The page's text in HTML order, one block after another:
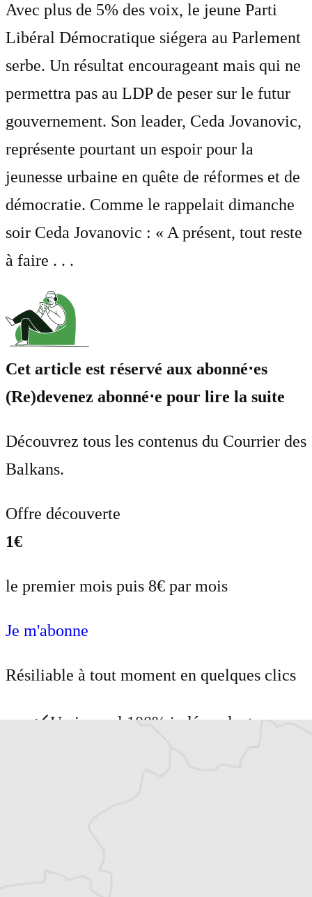
Avec plus de 5% des voix, le jeune Parti
Libéral Démocratique siégera au Parlement
serbe. Un résultat encourageant mais qui ne
permettra pas au LDP de peser sur le futur
gouvernement. Son leader, Ceda Jovanovic,
représente pourtant un espoir pour la
jeunesse urbaine en quête de réformes et de
démocratie. Comme le rappelait dimanche
soir Ceda Jovanovic : « A présent, tout reste
à faire . . .
Cet article est réservé aux abonné⋅es
(Re)devenez abonné⋅e pour lire la suite
Découvrez tous les contenus du Courrier des
Balkans.
Offre découverte
1€
le premier mois puis 8€ par mois
Je m'abonne
Résiliable à tout moment en quelques clics
Un journal 100% indépendant